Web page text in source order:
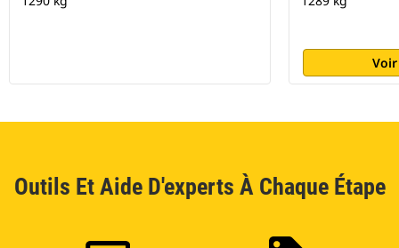
Outils Et Aide D'experts À Chaque Étape